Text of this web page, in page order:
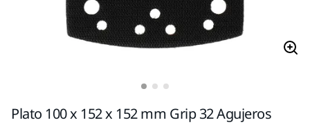
Plato 100 x 152 x 152 mm Grip 32 Agujeros